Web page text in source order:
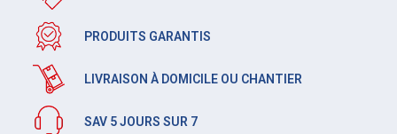
PRODUITS GARANTIS
LIVRAISON À DOMICILE OU CHANTIER
SAV 5 JOURS SUR 7